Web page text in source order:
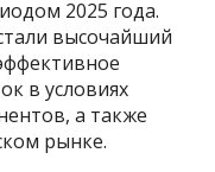
2025 года.
высочайший
в условиях
а также
рынке.